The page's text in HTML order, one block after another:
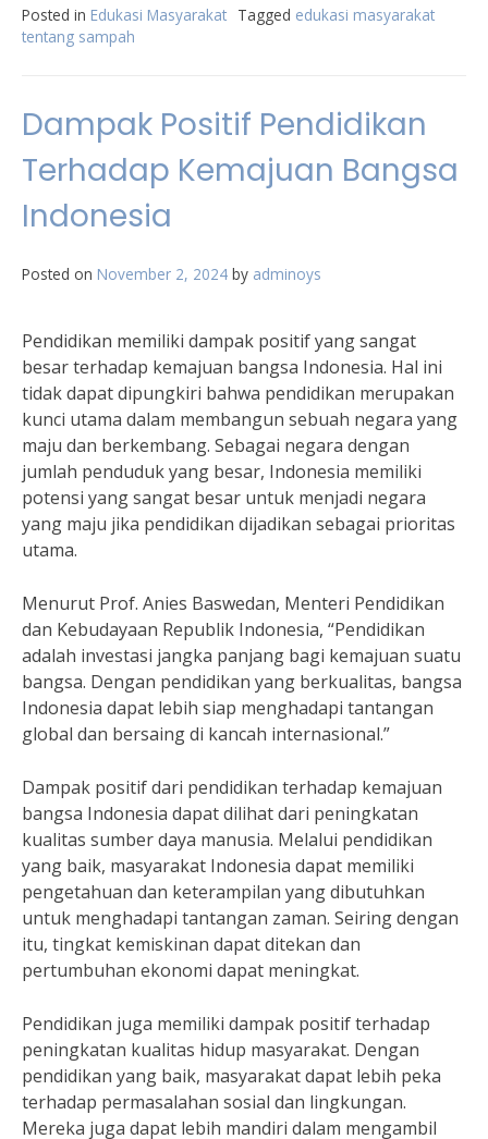
Posted in Edukasi Masyarakat Tagged edukasi masyarakat
tentang sampah
Dampak Positif Pendidikan
Terhadap Kemajuan Bangsa
Indonesia
Posted on November 2, 2024 by adminoys
Pendidikan memiliki dampak positif yang sangat
besar terhadap kemajuan bangsa Indonesia. Hal ini
tidak dapat dipungkiri bahwa pendidikan merupakan
kunci utama dalam membangun sebuah negara yang
maju dan berkembang. Sebagai negara dengan
jumlah penduduk yang besar, Indonesia memiliki
potensi yang sangat besar untuk menjadi negara
yang maju jika pendidikan dijadikan sebagai prioritas
utama.
Menurut Prof. Anies Baswedan, Menteri Pendidikan
dan Kebudayaan Republik Indonesia, “Pendidikan
adalah investasi jangka panjang bagi kemajuan suatu
bangsa. Dengan pendidikan yang berkualitas, bangsa
Indonesia dapat lebih siap menghadapi tantangan
global dan bersaing di kancah internasional.”
Dampak positif dari pendidikan terhadap kemajuan
bangsa Indonesia dapat dilihat dari peningkatan
kualitas sumber daya manusia. Melalui pendidikan
yang baik, masyarakat Indonesia dapat memiliki
pengetahuan dan keterampilan yang dibutuhkan
untuk menghadapi tantangan zaman. Seiring dengan
itu, tingkat kemiskinan dapat ditekan dan
pertumbuhan ekonomi dapat meningkat.
Pendidikan juga memiliki dampak positif terhadap
peningkatan kualitas hidup masyarakat. Dengan
pendidikan yang baik, masyarakat dapat lebih peka
terhadap permasalahan sosial dan lingkungan.
Mereka juga dapat lebih mandiri dalam mengambil